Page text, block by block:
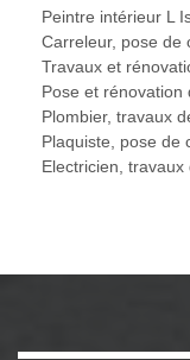
Peintre intérieur L
Carreleur, pose de
Travaux et
Pose et rénovation
Plombier, travaux
Plaquiste, pose de
Electricien, travaux